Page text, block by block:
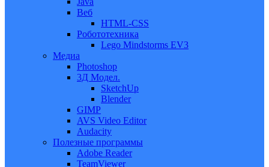
Веб
HTML-CSS
Робототехника
Lego Mindstorms EV3
Медиа
Photoshop
3Д Модел.
SketchUp
Blender
GIMP
AVS Video Editor
Audacity
Полезные программы
Adobe Reader
TeamViewer